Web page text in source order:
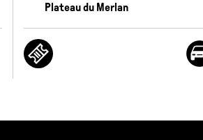
Plateau du Merlan